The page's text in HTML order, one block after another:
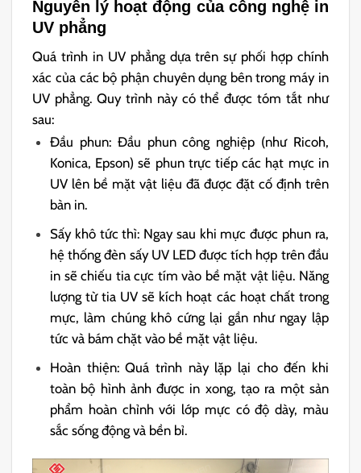
Nguyên lý hoạt động của công nghệ in
UV phẳng
Quá trình in UV phẳng dựa trên sự phối hợp chính
xác của các bộ phận chuyên dụng bên trong máy in
UV phẳng. Quy trình này có thể được tóm tắt như
sau:
Đầu phun: Đầu phun công nghiệp (như Ricoh,
Konica, Epson) sẽ phun trực tiếp các hạt mực in
UV lên bề mặt vật liệu đã được đặt cố định trên
bàn in.
Sấy khô tức thì: Ngay sau khi mực được phun ra,
hệ thống đèn sấy UV LED được tích hợp trên đầu
in sẽ chiếu tia cực tím vào bề mặt vật liệu. Năng
lượng từ tia UV sẽ kích hoạt các hoạt chất trong
mực, làm chúng khô cứng lại gần như ngay lập
tức và bám chặt vào bề mặt vật liệu.
Hoàn thiện: Quá trình này lặp lại cho đến khi
toàn bộ hình ảnh được in xong, tạo ra một sản
phẩm hoàn chỉnh với lớp mực có độ dày, màu
sắc sống động và bền bỉ.